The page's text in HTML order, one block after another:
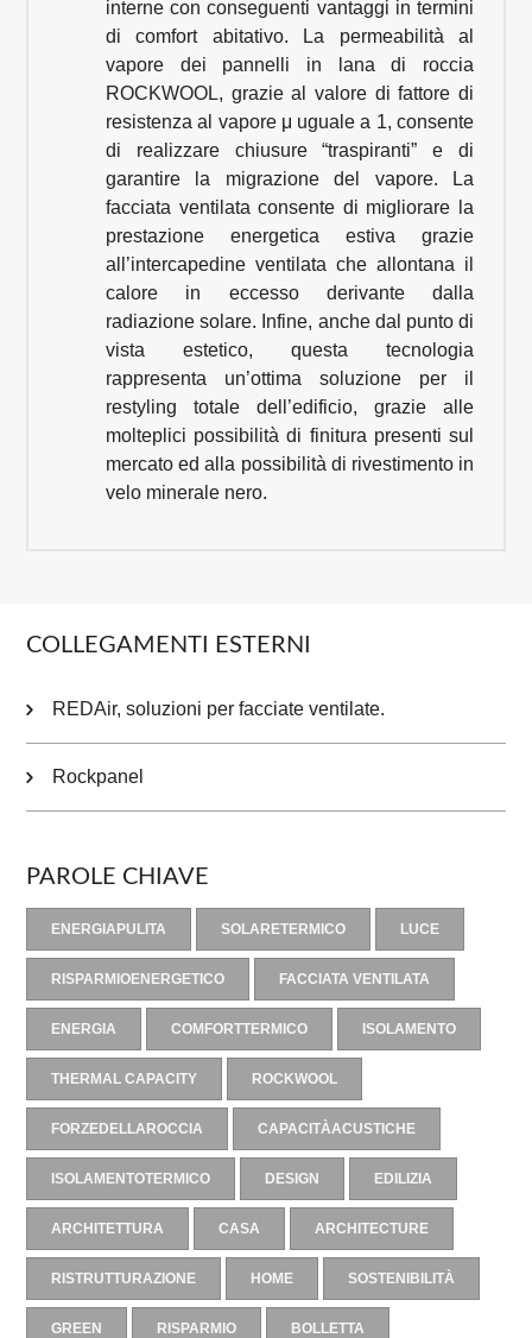
interne con conseguenti vantaggi in termini
di comfort abitativo. La permeabilità al
vapore dei pannelli in lana di roccia
ROCKWOOL, grazie al valore di fattore di
resistenza al vapore μ uguale a 1, consente
di realizzare chiusure “traspiranti” e di
garantire la migrazione del vapore. La
facciata ventilata consente di migliorare la
prestazione energetica estiva grazie
all’intercapedine ventilata che allontana il
calore in eccesso derivante dalla
radiazione solare. Infine, anche dal punto di
vista estetico, questa tecnologia
rappresenta un’ottima soluzione per il
restyling totale dell’edificio, grazie alle
molteplici possibilità di finitura presenti sul
mercato ed alla possibilità di rivestimento in
velo minerale nero.
COLLEGAMENTI ESTERNI
REDAir, soluzioni per facciate ventilate.
Rockpanel
PAROLE CHIAVE
ENERGIAPULITA SOLARETERMICO LUCE
RISPARMIOENERGETICO FACCIATA VENTILATA
ENERGIA COMFORTTERMICO ISOLAMENTO
THERMAL CAPACITY ROCKWOOL
FORZEDELLAROCCIA CAPACITÀACUSTICHE
ISOLAMENTOTERMICO DESIGN EDILIZIA
ARCHITETTURA CASA ARCHITECTURE
RISTRUTTURAZIONE HOME SOSTENIBILITÀ
GREEN RISPARMIO BOLLETTA